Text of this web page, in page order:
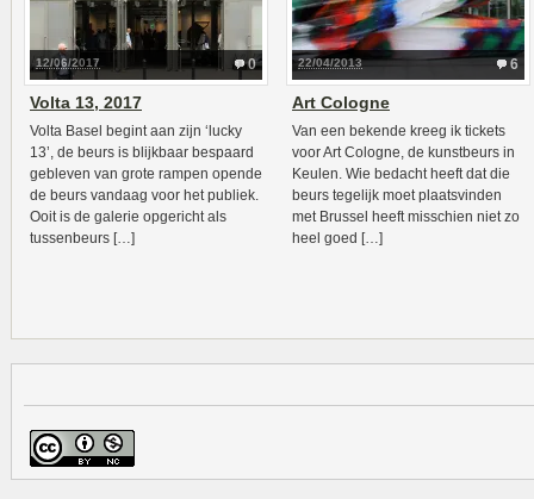
0
12/06/2017
Volta 13, 2017
Volta Basel begint aan zijn ‘lucky
13’, de beurs is blijkbaar bespaard
gebleven van grote rampen opende
de beurs vandaag voor het publiek.
Ooit is de galerie opgericht als
tussenbeurs […]
6
22/04/2013
Art Cologne
Van een bekende kreeg ik tickets
voor Art Cologne, de kunstbeurs in
Keulen. Wie bedacht heeft dat die
beurs tegelijk moet plaatsvinden
met Brussel heeft misschien niet zo
heel goed […]